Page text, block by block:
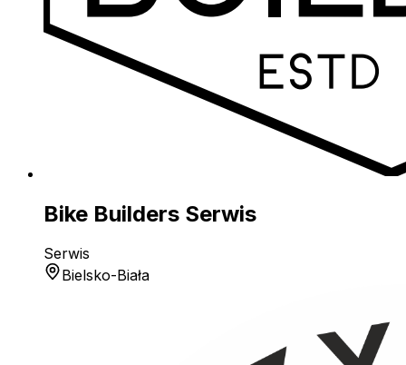
Bike Builders Serwis
Serwis
Bielsko-Biała